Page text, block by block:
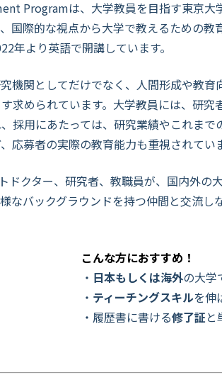
Programは、大学教員を目指す東京大
国際的な視点から大学で教えるための教
年より英語で開講しています。
機関としてだけでなく、人間形成や教育
求められています。 大学教員には、研究
採用にあたっては、研究業績やこれまで
応募者の実際の教育能力も重視されてい
クター、研究者、教職員が、国内外の
なバックグラウンドを持つ仲間と交流
こんな方におすすめ！
・ 日本もしくは海外の大学
・ ティーチングスキルを伸
・履歴書に書ける修了証と